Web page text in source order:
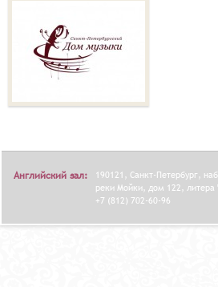
Английский зал:
190121, Санкт-Петербург,
реки Мойки, дом 122, литера
+7 (812) 702-60-96